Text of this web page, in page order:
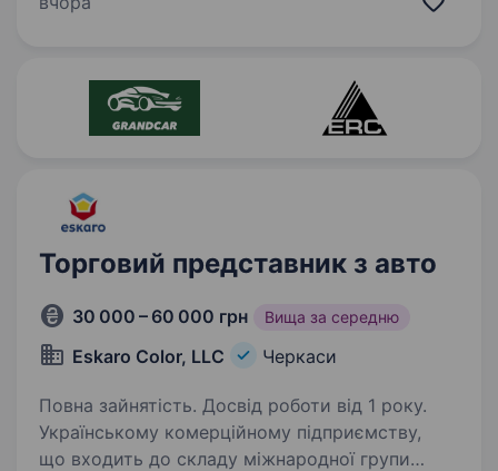
Торговий представник з авто
30 000 – 60 000 грн Вища за середню
Eskaro Color, LLC Черкаси
Повна зайнятість. Досвід роботи від 1 року.
Українському комерційному підприємству,
що входить до складу міжнародної групи